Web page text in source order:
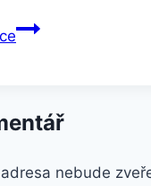
Suunto
a
–
nebude